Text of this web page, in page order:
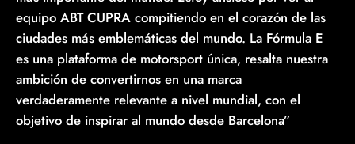
equipo ABT CUPRA compitiendo en el corazón de las
ciudades más emblemáticas del mundo. La Fórmula E
es una plataforma de motorsport única, resalta nuestra
ambición de convertirnos en una marca
verdaderamente relevante a nivel mundial, con el
objetivo de inspirar al mundo desde Barcelona”